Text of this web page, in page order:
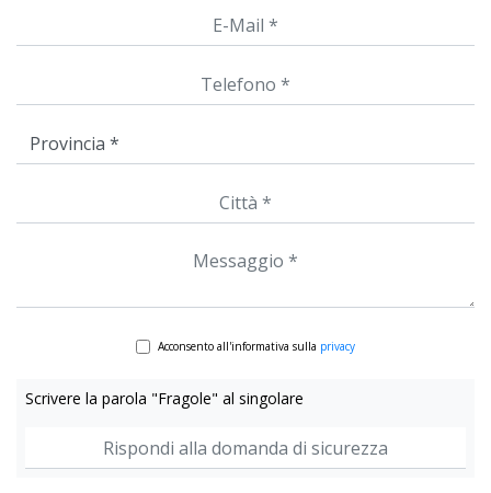
Acconsento all'informativa sulla privacy
Scrivere la parola "Fragole" al singolare